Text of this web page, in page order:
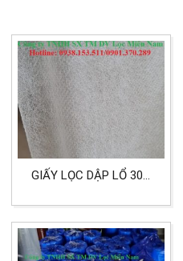
GIẤY LỌC DẬP LỔ 30G
KHẨU TRANG